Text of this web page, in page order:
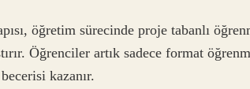
öğretim sürecinde proje tabanlı
Öğrenciler artık sadece format
kazanır.